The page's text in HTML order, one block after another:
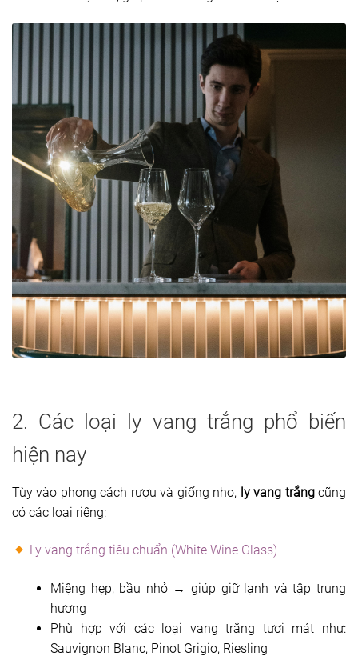
2. Các loại ly vang trắng phổ biến
hiện nay
Tùy vào phong cách rượu và giống nho, ly vang trắngcũng
có các loại riêng:
Ly vang trắng tiêu chuẩn (White Wine Glass)
Miệng hẹp, bầu nhỏ → giúp giữ lạnh và tập trung
hương
Phù hợp với các loại vang trắng tươi mát như:
Sauvignon Blanc, Pinot Grigio, Riesling